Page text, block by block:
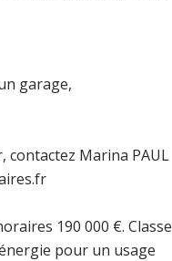
garage,
contactez Marina PAUL
190 000 €. Classe
pour un usage